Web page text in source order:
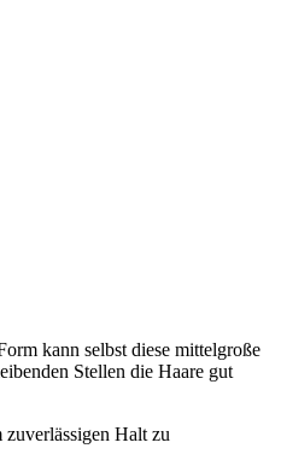
kann selbst diese mittelgroße
Stellen die Haare gut
zuverlässigen Halt zu